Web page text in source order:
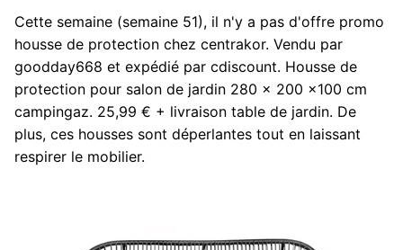
Cette semaine (semaine 51), il n'y a pas d'offre promo
housse de protection chez centrakor. Vendu par
goodday668 et expédié par cdiscount. Housse de
protection pour salon de jardin 280 x 200 x100 cm
campingaz. 25,99 € + livraison table de jardin. De
plus, ces housses sont déperlantes tout en laissant
respirer le mobilier.